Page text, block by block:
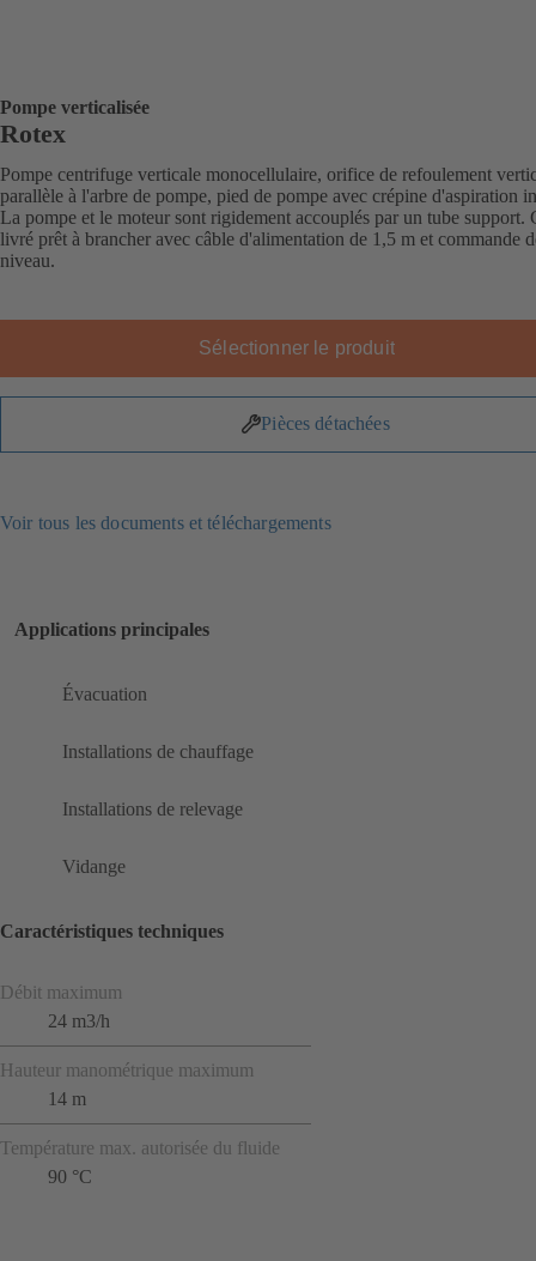
Pompe verticalisée
Rotex
Pompe centrifuge verticale monocellulaire, orifice de refoulement
parallèle à l'arbre de pompe, pied de pompe avec crépine d'aspiration
La pompe et le moteur sont rigidement accouplés par un tube support.
livré prêt à brancher avec câble d'alimentation de 1,5 m et commande
niveau.
Sélectionner le produit
Pièces détachées
Voir tous les documents et téléchargements
Applications principales
Évacuation
Installations de chauffage
Installations de relevage
Vidange
Caractéristiques techniques
Débit maximum
24 m3/h
Hauteur manométrique maximum
14 m
Température max. autorisée du fluide
90 °C